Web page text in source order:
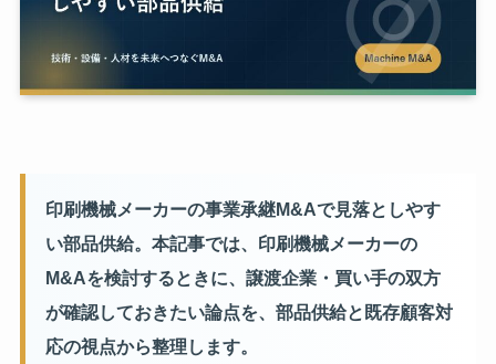
印刷機械メーカーの事業承継M&Aで見落としやす
い部品供給。本記事では、印刷機械メーカーの
M&Aを検討するときに、譲渡企業・買い手の双方
が確認しておきたい論点を、部品供給と既存顧客対
応の視点から整理します。